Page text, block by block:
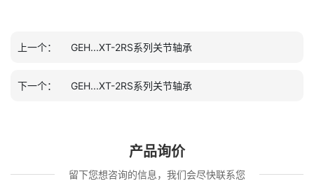
上一个： GEH...XT-2RS系列关节轴承
下一个： GEH...XT-2RS系列关节轴承
产品询价
留下您想咨询的信息，我们会尽快联系您